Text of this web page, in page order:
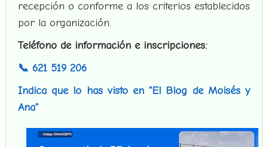
recepción o conforme a los criterios establecidos
por la organización.
Teléfono de información e inscripciones:
📞 621 519 206
Indica que lo has visto en "El Blog de Moisés y
Ana"